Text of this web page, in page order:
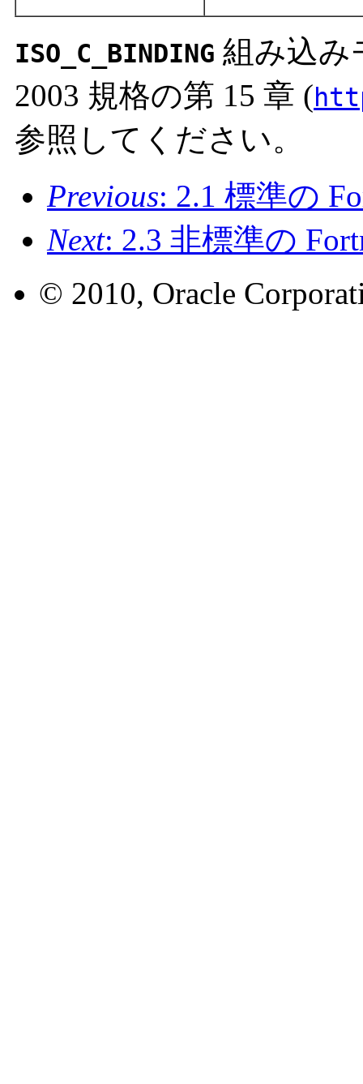
ISO_C_BINDING 組み込み
2003 規格の第 15 章 (
参照してください。
Previous: 2.1 標準の
Next: 2.3 非標準の
© 2010, Oracle